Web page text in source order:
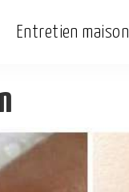
Entretien maison